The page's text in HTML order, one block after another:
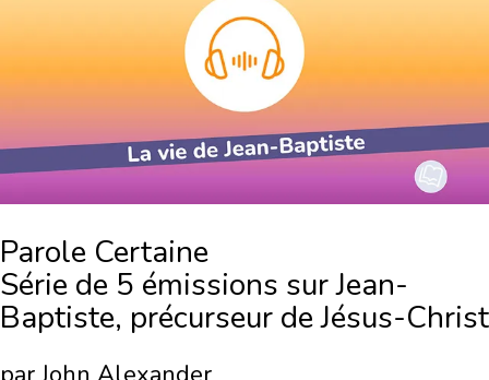
Parole Certaine
Série de 5 émissions sur Jean-
Baptiste, précurseur de Jésus-Christ